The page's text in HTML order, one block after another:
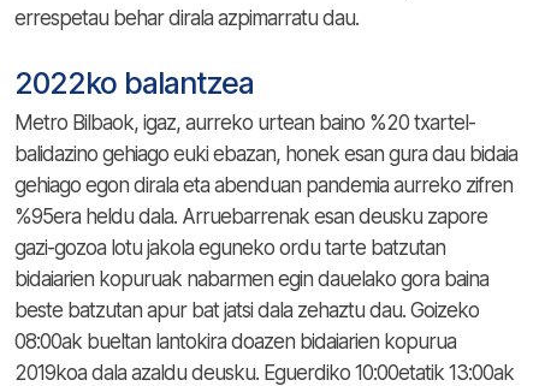
errespetau behar dirala azpimarratu dau.
2022ko balantzea
Metro Bilbaok, igaz, aurreko urtean baino %20 txartel-
balidazino gehiago euki ebazan, honek esan gura dau bidaia
gehiago egon dirala eta abenduan pandemia aurreko zifren
%95era heldu dala. Arruebarrenak esan deusku zapore
gazi-gozoa lotu jakola eguneko ordu tarte batzutan
bidaiarien kopuruak nabarmen egin dauelako gora baina
beste batzutan apur bat jatsi dala zehaztu dau. Goizeko
08:00ak bueltan lantokira doazen bidaiarien kopurua
2019koa dala azaldu deusku. Eguerdiko 10:00etatik 13:00ak